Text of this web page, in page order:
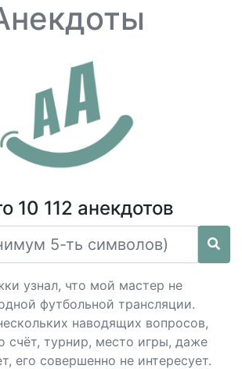
10 112 анекдотов
узнал, что мой мастер не
футбольной трансляции.
наводящих вопросов,
счёт, турнир, место игры, даже
его совершенно не интересует.